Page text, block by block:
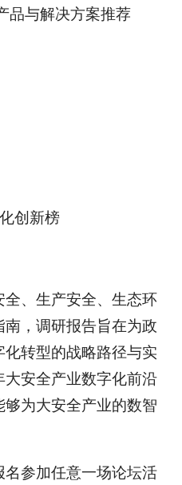
与解决方案推荐
创新榜
、生产安全、生态环
，调研报告旨在为政
转型的战略路径与实
安全产业数字化前沿
为大安全产业的数智
参加任意一场论坛活